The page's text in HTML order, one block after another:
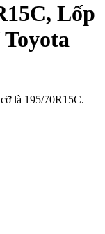
Lốp
Toyota
là 195/70R15C.